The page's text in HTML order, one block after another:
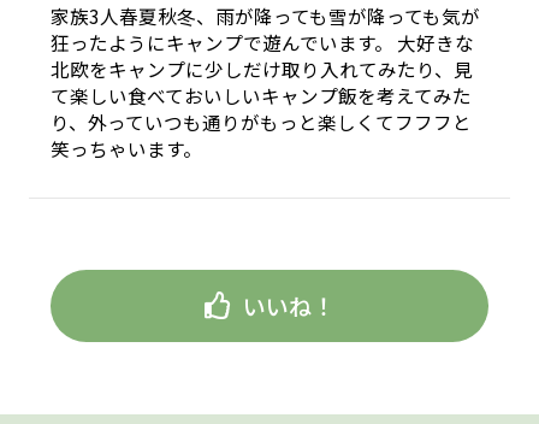
家族3人春夏秋冬、雨が降っても雪が降っても気が
狂ったようにキャンプで遊んでいます。 大好きな
北欧をキャンプに少しだけ取り入れてみたり、見
て楽しい食べておいしいキャンプ飯を考えてみた
り、外っていつも通りがもっと楽しくてフフフと
笑っちゃいます。
いいね！